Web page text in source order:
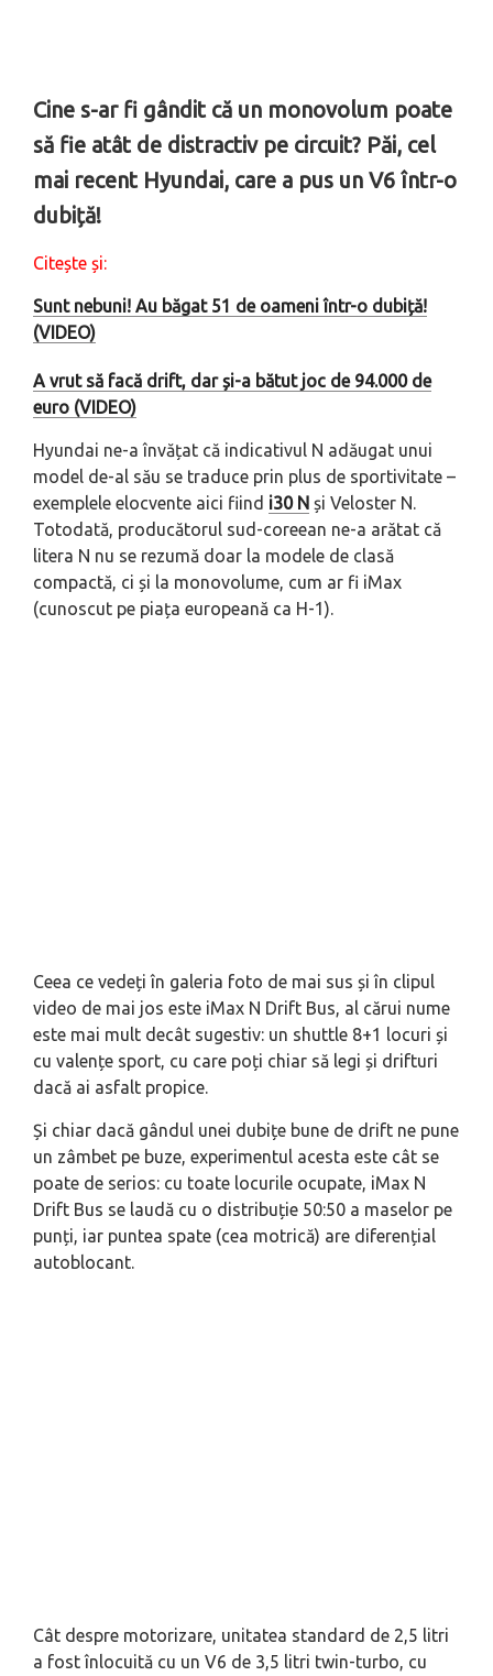
Cine s-ar fi gândit că un monovolum poate
să fie atât de distractiv pe circuit? Păi, cel
mai recent Hyundai, care a pus un V6 într-o
dubiță!
Citește și:
Sunt nebuni! Au băgat 51 de oameni într-o dubiță!
(VIDEO)
A vrut să facă drift, dar și-a bătut joc de 94.000 de
euro (VIDEO)
Hyundai ne-a învățat că indicativul N adăugat unui
model de-al său se traduce prin plus de sportivitate –
exemplele elocvente aici fiind i30 N și Veloster N.
Totodată, producătorul sud-coreean ne-a arătat că
litera N nu se rezumă doar la modele de clasă
compactă, ci și la monovolume, cum ar fi iMax
(cunoscut pe piața europeană ca H-1).
Ceea ce vedeți în galeria foto de mai sus și în clipul
video de mai jos este iMax N Drift Bus, al cărui nume
este mai mult decât sugestiv: un shuttle 8+1 locuri și
cu valențe sport, cu care poți chiar să legi și drifturi
dacă ai asfalt propice.
Și chiar dacă gândul unei dubițe bune de drift ne pune
un zâmbet pe buze, experimentul acesta este cât se
poate de serios: cu toate locurile ocupate, iMax N
Drift Bus se laudă cu o distribuție 50:50 a maselor pe
punți, iar puntea spate (cea motrică) are diferențial
autoblocant.
Cât despre motorizare, unitatea standard de 2,5 litri
a fost înlocuită cu un V6 de 3,5 litri twin-turbo, cu